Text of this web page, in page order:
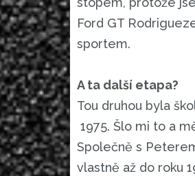
Ford GT
sportem.
A ta další etapa?
Tou druhou byla
1975. Šlo mi to a
Společně s
vlastně až do roku